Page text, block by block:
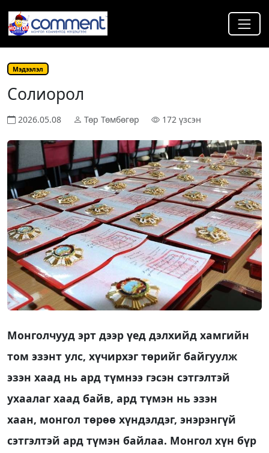
Мэдээлэл
Солиорол
2026.05.08 Төр Төмбөгөр 172 үзсэн
Монголчууд эрт дээр үед дэлхийд хамгийн
том эзэнт улс, хүчирхэг төрийг байгуулж
эзэн хаад нь ард түмнээ гэсэн сэтгэлтэй
ухаалаг хаад байв, ард түмэн нь эзэн
хаан, монгол төрөө хүндэлдэг, энэрэнгүй
сэтгэлтэй ард түмэн байлаа. Монгол хүн бүр